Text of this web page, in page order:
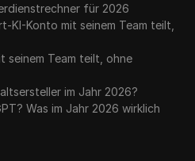
für 2026
KI-Konto mit seinem Team teilt,
seinem Team teilt, ohne
im Jahr 2026?
Was im Jahr 2026 wirklich